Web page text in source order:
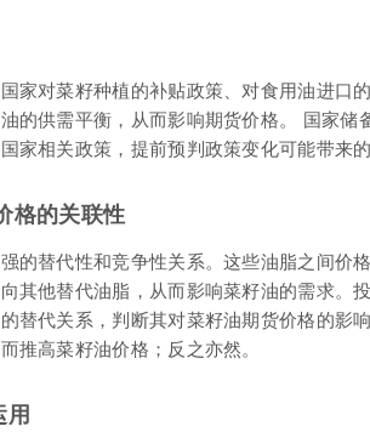
家对菜籽种植的补贴政策、对食用油进口
的供需平衡，从而影响期货价格。 国家储
相关政策，提前预判政策变化可能带来的
格的关联性
的替代性和竞争性关系。这些油脂之间价
其他替代油脂，从而影响菜籽油的需求。
替代关系，判断其对菜籽油期货价格的影
推高菜籽油价格；反之亦然。
用